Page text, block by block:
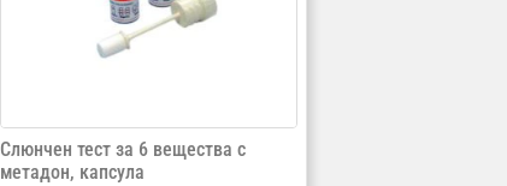
Слюнчен тест за 6 вещества с
метадон, капсула